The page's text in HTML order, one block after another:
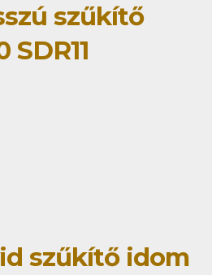
szűkítő
SDR11
szűkítő idom